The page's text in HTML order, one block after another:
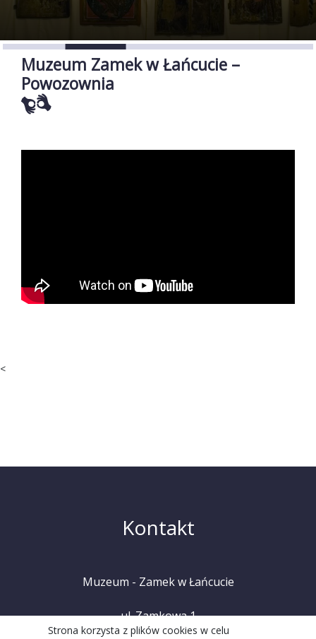
Muzeum Zamek w Łańcucie –
Powozownia
<
Strona korzysta z plików cookies w celu
Kontakt
Muzeum - Zamek w Łańcucie
ul. Zamkowa 1